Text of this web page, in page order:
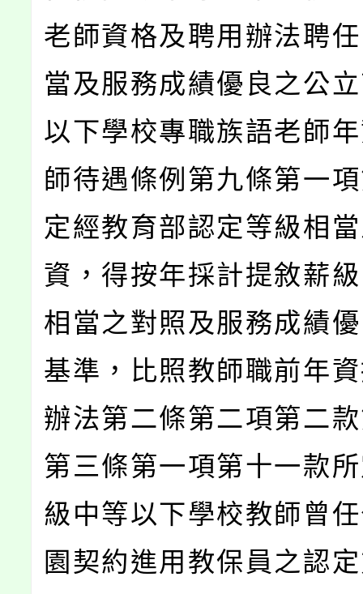
老師資格及聘用辦法聘
當及服務成績優良之公
以下學校專職族語老師
師待遇條例第九條第一
定經教育部認定等級相
資，得按年採計提敘薪
相當之對照及服務成績
基準，比照教師職前年
辦法第二條第二項第二
第三條第一項第十一款
級中等以下學校教師曾
園契約進用教保員之認